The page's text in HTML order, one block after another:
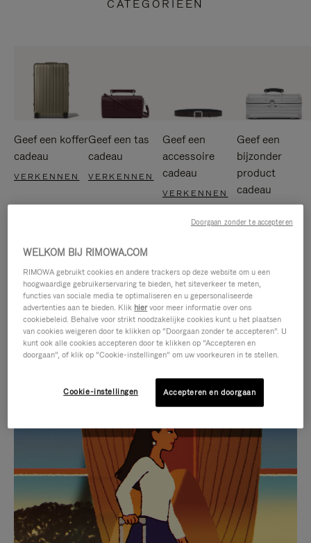
CATEGORIEËN
Geef een koffer
cadeau
VERKENNEN
Geef een tas
cadeau
VERKENNEN
Geef een
accessoire
cadeau
VERKENNEN
Geef een
bijzonder
product
cadeau
IS
NIET
GEPAUZEERD,
DRUK
OP
GELUID
VAN
DE
VIDEO
IS
SELECTIE VAN GESCHENKEN
Ontdek de perfecte metgezel
voor elke reis
WELKOM BIJ RIMOWA.COM
RIMOWA gebruikt cookies en andere trackers op deze website om u een
hoogwaardige gebruikerservaring te bieden, het siteverkeer te meten,
functies van sociale media te optimaliseren en u gepersonaliseerde
advertenties aan te bieden. Klik hiervoor meer informatie over ons
cookiebeleid. Behalve voor strikt noodzakelijke cookies kunt u het plaatsen
van cookies weigeren door te klikken op “Doorgaan zonder te accepteren”. U
kunt ook alle cookies accepteren door te klikken op “Accepteren en
doorgaan”, of klik op “Cookie-instellingen” om uw voorkeuren in te stellen.
Cookie-instellingen Accepteren en doorgaan
Doorgaan zonder te accepteren